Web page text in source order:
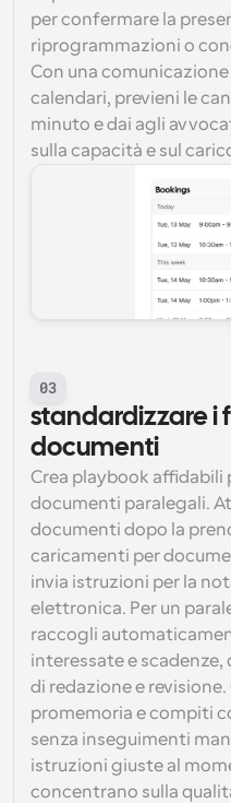
per confermare la
riprogrammazioni o
Con una
calendari, previeni le
minuto e dai agli
sulla capacità e sul
03
standardizzare i
documenti
Crea playbook affidabili
documenti paralegali.
documenti dopo la
caricamenti per
invia istruzioni per la
elettronica. Per un
raccogli
interessate e
di redazione e
promemoria e compiti
senza inseguimenti
istruzioni giuste al
concentrano sulla